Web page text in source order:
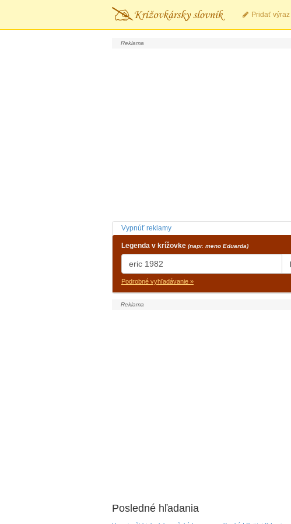
Pridať výraz
Vypnúť reklamy
Legenda v krížovke (napr. meno Eduarda)
Podrobné vyhľadávanie »
Posledné hľadania